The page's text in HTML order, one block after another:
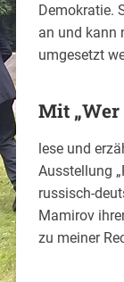
Demokratie.
an und kann
umgesetzt
Mit „Wer
lese und
Ausstellung
russisch-
Mamirov
zu meiner